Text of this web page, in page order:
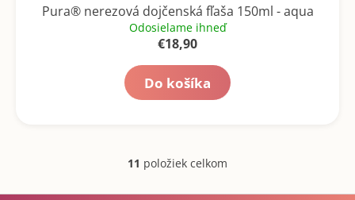
Pura® nerezová dojčenská fľaša 150ml - aqua
Odosielame ihneď
€18,90
Do košíka
O
11 položiek celkom